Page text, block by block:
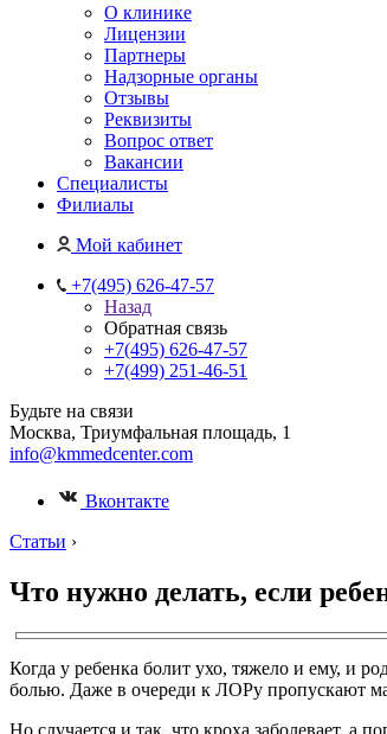
О клинике
Лицензии
Партнеры
Надзорные органы
Отзывы
Реквизиты
Вопрос ответ
Вакансии
Специалисты
Филиалы
Мой кабинет
+7(495) 626-47-57
Назад
Обратная связь
+7(495) 626-47-57
+7(499) 251-46-51
Будьте на связи
Москва, Триумфальная площадь, 1
info@kmmedcenter.com
Вконтакте
Статьи ›
Что нужно делать, если
Когда у ребенка болит ухо, тяжело и ему, и
болью. Даже в очереди к ЛОРу пропускают
Но случается и так, что кроха заболевает, а